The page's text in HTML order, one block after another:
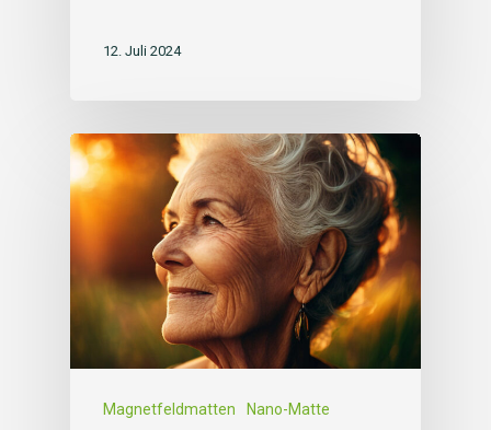
12. Juli 2024
Magnetfeldmatten Nano-Matte